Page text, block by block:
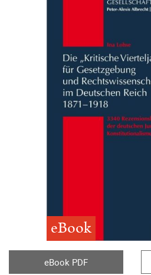
eBook
eBook PDF